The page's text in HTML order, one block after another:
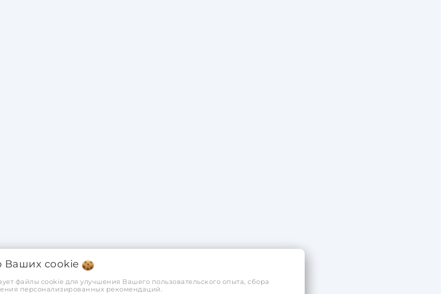
Ваших cookie
файлы cookie для улучшения Вашего пользовательского опыта, сбора
персонализированных рекомендаций.